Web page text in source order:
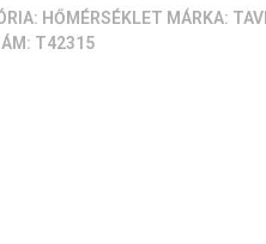
HŐMÉRSÉKLET MÁRKA:
T42315